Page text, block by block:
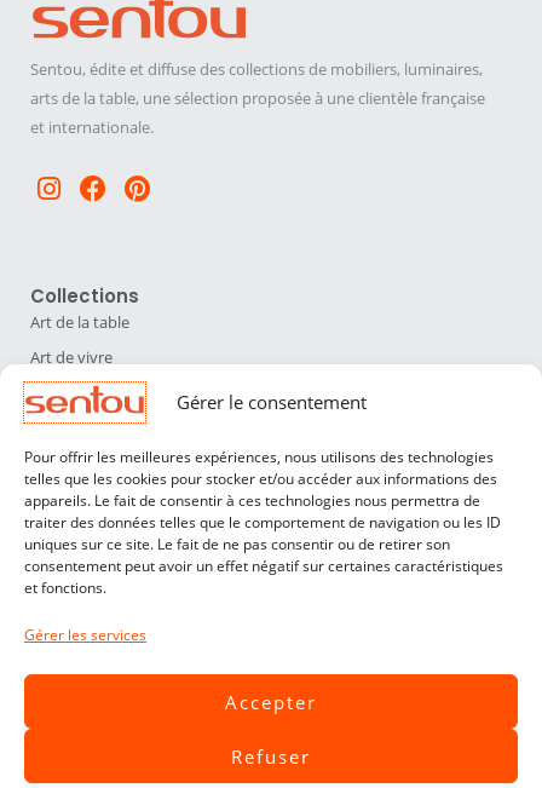
Gérer le consentement
Pour offrir les meilleures expériences, nous utilisons des technologies
telles que les cookies pour stocker et/ou accéder aux informations des
appareils. Le fait de consentir à ces technologies nous permettra de
traiter des données telles que le comportement de navigation ou les ID
uniques sur ce site. Le fait de ne pas consentir ou de retirer son
consentement peut avoir un effet négatif sur certaines caractéristiques
et fonctions.
Gérer les services
Accepter
Refuser
Sentou, édite et diffuse des collections de mobiliers, luminaires,
arts de la table, une sélection proposée à une clientèle française
et internationale.
Instagram
Facebook
Pinterest
Collections
Art de la table
Art de vivre
Déco
Luminaires
Mobilier
Sentou
Qui sommes nous ?
Nos designers